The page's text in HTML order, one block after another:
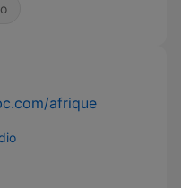
afrique